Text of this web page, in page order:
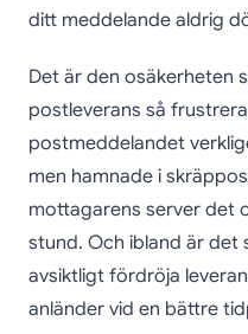
ditt meddelande aldrig
Det är den osäkerheten
postleverans så
postmeddelandet
men hamnade i
mottagarens server det
stund. Och ibland är
avsiktligt fördröja
anländer vid en bättre